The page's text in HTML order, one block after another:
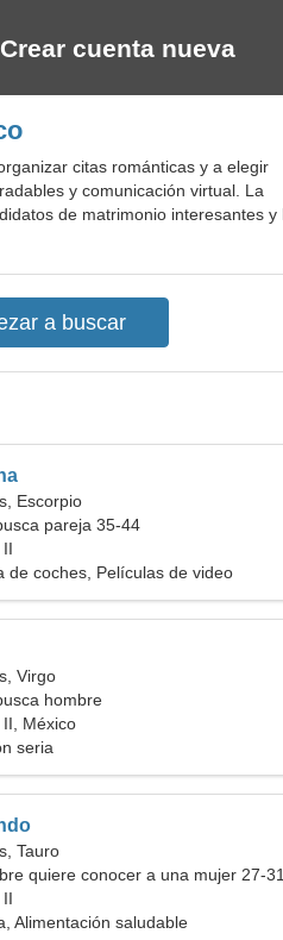
Crear cuenta nueva
citas románticas y a elegir
y comunicación virtual. La
de matrimonio interesantes y
Escorpio
pareja 35-44
de coches, Películas de video
Virgo
hombre
II, México
seria
Tauro
quiere conocer a una mujer 27-31
Alimentación saludable